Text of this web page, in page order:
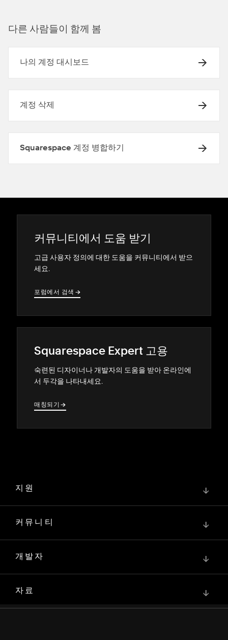
다른 사람들이 함께 봄
나의 계정 대시보드
계정 삭제
Squarespace 계정 병합하기
커뮤니티에서 도움 받기
고급 사용자 정의에 대한 도움을 커뮤니티에서 받으
세요.
포럼에서 검색 →
→
Squarespace Expert 고용
숙련된 디자이너나 개발자의 도움을 받아 온라인에
서 두각을 나타내세요.
매칭되기 →
→
지원 ↓
커뮤니티 ↓
개발자 ↓
자료 ↓